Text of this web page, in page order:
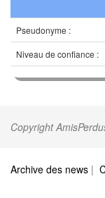
Pseudonyme :
Niveau de confiance :
Copyright
Archive des news |